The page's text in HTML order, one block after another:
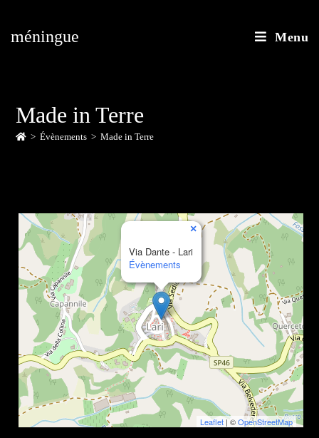
méningue Menu
Made in Terre
> Évènements > Made in Terre
Via Dante - Lari
Évènements
×
Leaflet| ©OpenStreetMap